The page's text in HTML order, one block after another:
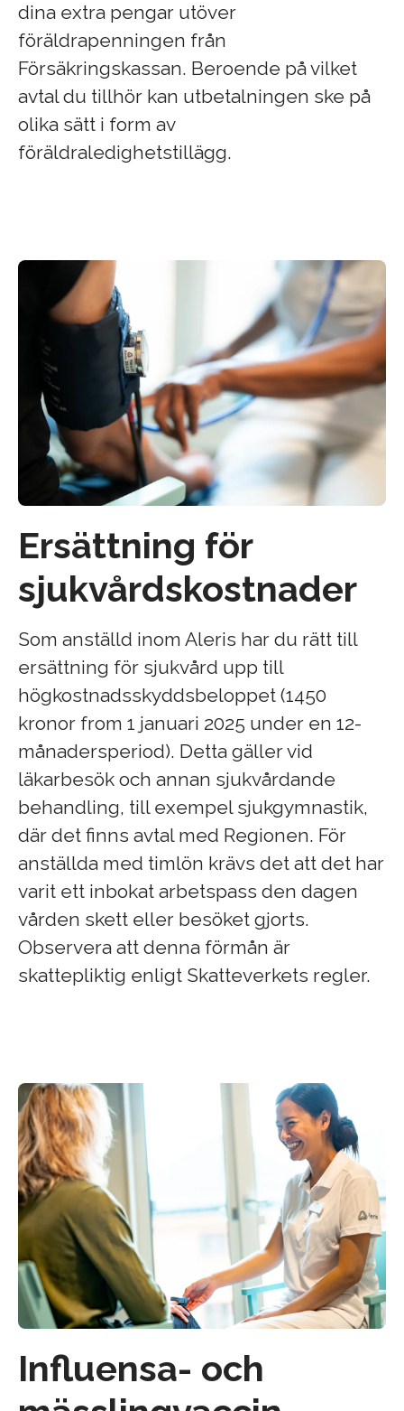
dina extra pengar utöver
föräldrapenningen från
Försäkringskassan. Beroende på vilket
avtal du tillhör kan utbetalningen ske på
olika sätt i form av
föräldraledighetstillägg.
Ersättning för
sjukvårdskostnader
Som anställd inom Aleris har du rätt till
ersättning för sjukvård upp till
högkostnadsskyddsbeloppet (1450
kronor from 1 januari 2025 under en 12-
månadersperiod). Detta gäller vid
läkarbesök och annan sjukvårdande
behandling, till exempel sjukgymnastik,
där det finns avtal med Regionen. För
anställda med timlön krävs det att det har
varit ett inbokat arbetspass den dagen
vården skett eller besöket gjorts.
Observera att denna förmån är
skattepliktig enligt Skatteverkets regler.
Influensa- och